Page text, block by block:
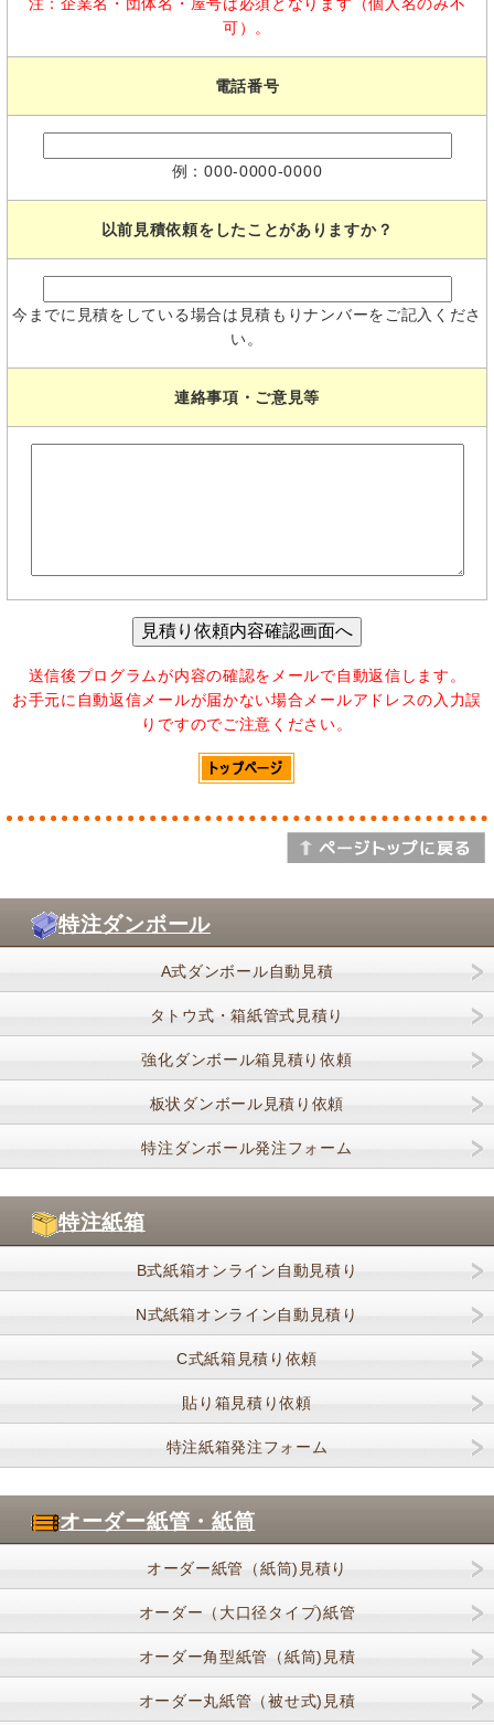
可）。
電話番号
例：000-0000-0000
以前見積依頼をしたことがありますか？
今までに見積をしている場合は見積もりナンバーをご記入くださ
い。
連絡事項・ご意見等
送信後プログラムが内容の確認をメールで自動返信します。
お手元に自動返信メールが届かない場合メールアドレスの入力誤
りですのでご注意ください。
特注ダンボール
A式ダンボール自動見積
タトウ式・箱紙管式見積り
強化ダンボール箱見積り依頼
板状ダンボール見積り依頼
特注ダンボール発注フォーム
特注紙箱
B式紙箱オンライン自動見積り
N式紙箱オンライン自動見積り
C式紙箱見積り依頼
貼り箱見積り依頼
特注紙箱発注フォーム
オーダー紙管・紙筒
オーダー紙管（紙筒)見積り
オーダー（大口径タイプ)紙管
オーダー角型紙管（紙筒)見積
オーダー丸紙管（被せ式)見積